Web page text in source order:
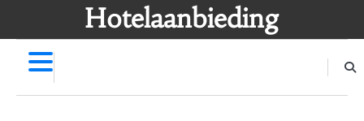
Hotelaanbieding